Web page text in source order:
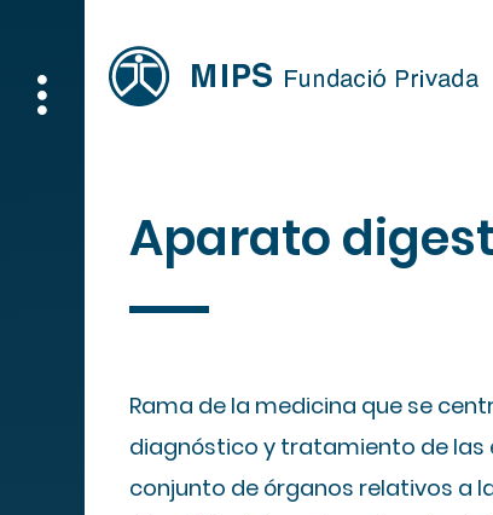
Aparato
Rama de la medicina que se
diagnóstico y tratamiento de las
conjunto de órganos relativos a